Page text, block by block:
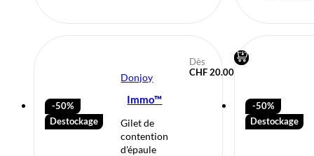
-50%
Destockage
Donjoy
Immo™
Gilet de
contention
d'épaule
Dès
CHF 20.00
-50%
Destockage